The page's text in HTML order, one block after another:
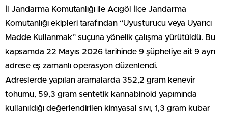
İl Jandarma Komutanlığı ile Acıgöl İlçe Jandarma
Komutanlığı ekipleri tarafından “Uyuşturucu veya Uyarıcı
Madde Kullanmak” suçuna yönelik çalışma yürütüldü. Bu
kapsamda 22 Mayıs 2026 tarihinde 9 şüpheliye ait 9 ayrı
adrese eş zamanlı operasyon düzenlendi.
Adreslerde yapılan aramalarda 352,2 gram kenevir
tohumu, 59,3 gram sentetik kannabinoid yapımında
kullanıldığı değerlendirilen kimyasal sıvı, 1,3 gram kubar